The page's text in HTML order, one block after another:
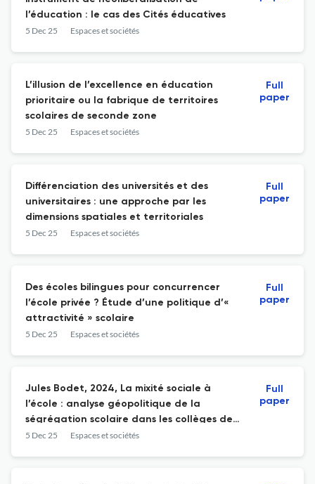
l’éducation : le cas des Cités éducatives
5 Dec 25 Espaces et sociétés
L’illusion de l’excellence en éducation
prioritaire ou la fabrique de territoires
scolaires de seconde zone
5 Dec 25 Espaces et sociétés
Full
paper
Différenciation des universités et des
universitaires : une approche par les
dimensions spatiales et territoriales
5 Dec 25 Espaces et sociétés
Full
paper
Des écoles bilingues pour concurrencer
l’école privée ? Étude d’une politique d’«
attractivité » scolaire
5 Dec 25 Espaces et sociétés
Full
paper
Jules Bodet, 2024, La mixité sociale à
l’école : analyse géopolitique de la
ségrégation scolaire dans les collèges des
Hauts-de-Seine. Conflit de
5 Dec 25 Espaces et sociétés
Full
paper